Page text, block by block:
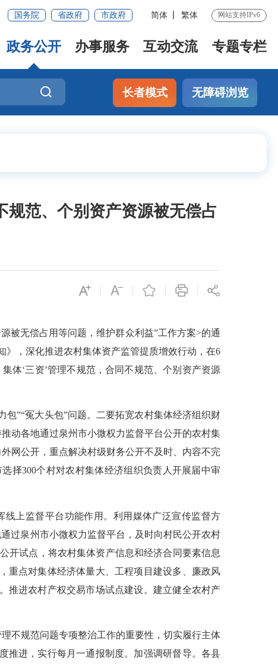
国务院 省政府 市政府 简体 繁体 网站支持IPv6
政务公开 办事服务 互动交流 专题专栏
长者模式 无障碍浏览
规范、个别资产资源被无偿占
无偿占用等问题，维护群众利益”工作方案>的通
》，深化推进农村集体资产监管提质增效行动，在6
体‘三资’管理不规范，合同不规范、个别资产资源
”“冤大头包”问题。二要拓宽农村集体经济组织财
动各地通过泉州市小微权力监督平台公开的农村集
网公开，重点解决村级财务公开不及时、内容不完
择300个村对农村集体经济组织负责人开展届中审
上监督平台功能作用。利用媒体广泛宣传监督方
过泉州市小微权力监督平台，及时向村民公开农村
开试点，将农村集体资产信息和经济合同要素信息
重点对集体经济体量大、工程项目建设多、廉政风
推进农村产权交易市场试点建设。建立健全农村产
不规范问题专项整治工作的重要性，切实履行主体
推进，实行每月一通报制度。加强调研督导。各县